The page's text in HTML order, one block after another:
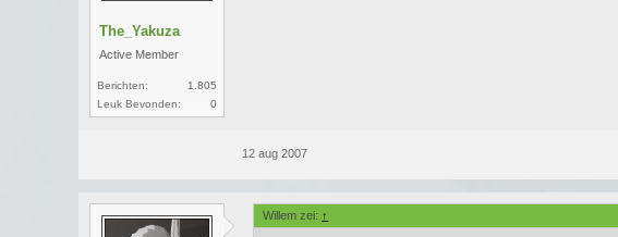
The_Yakuza
Active Member
Berichten:
1.805
Leuk Bevonden:
0
12 aug 2007
Willem zei: ↑